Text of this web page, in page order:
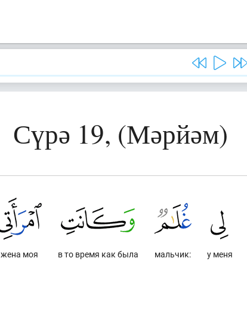
Сүрә 19, (Мәрйәм)
у меня
мальчик:
в то время как была
жена моя